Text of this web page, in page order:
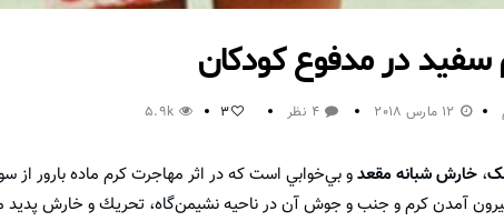
سفید در مدفوع کودکان
12 مارس 2018 4 نظر 3
5.9k
، خارش شبانه مقعدو بي‌خوابي است كه در اثر مهاجرت كرم ماده بارور از
آمدن كرم و جنب و جوش آن در ناحيه نشيمن‌گاه، تحريك و خارش